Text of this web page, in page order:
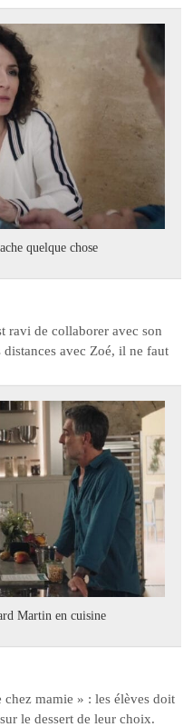
quelque chose
ravi de collaborer avec son
avec Zoé, il ne faut
Martin en cuisine
chez mamie » : les élèves doit
le dessert de leur choix.